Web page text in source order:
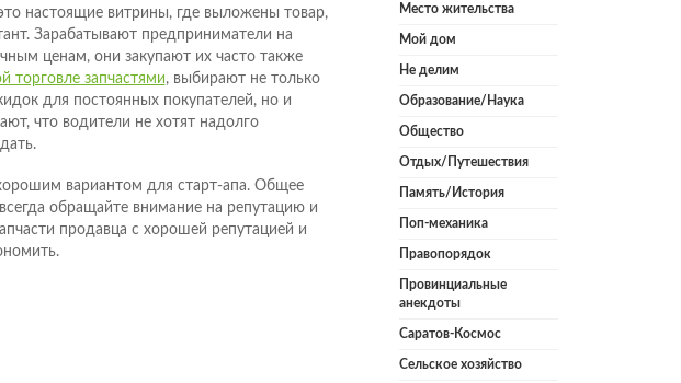
настоящие витрины, где выложены товар,
Зарабатывают предприниматели на
ценам, они закупают их часто также
торговле запчастями, выбирают не только
для постоянных покупателей, но и
что водители не хотят надолго
вариантом для старт-апа. Общее
обращайте внимание на репутацию и
продавца с хорошей репутацией и
Место жительства
Мой дом
Не делим
Образование/Наука
Общество
Отдых/Путешествия
Память/История
Поп-механика
Правопорядок
Провинциальные
анекдоты
Саратов-Космос
Сельское хозяйство